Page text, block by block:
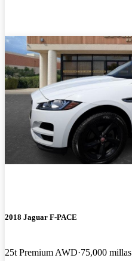
2018 Jaguar F-PACE
25t Premium AWD 75,000 millas